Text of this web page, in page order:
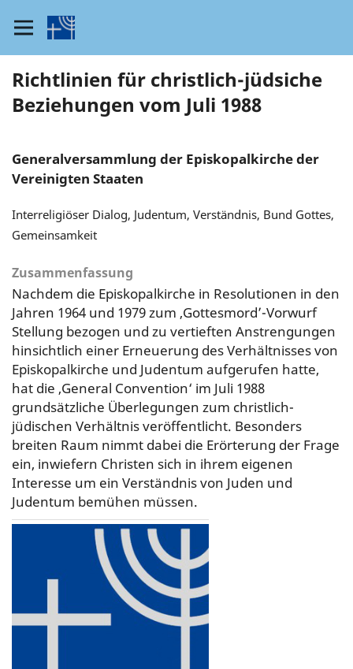
Richtlinien für christlich-jüdsiche
Beziehungen vom Juli 1988
Generalversammlung der Episkopalkirche der
Vereinigten Staaten
Interreligiöser Dialog, Judentum, Verständnis, Bund Gottes,
Gemeinsamkeit
Zusammenfassung
Nachdem die Episkopalkirche in Resolutionen in den
Jahren 1964 und 1979 zum ‚Gottesmord’-Vorwurf
Stellung bezogen und zu vertieften Anstrengungen
hinsichtlich einer Erneuerung des Verhältnisses von
Episkopalkirche und Judentum aufgerufen hatte,
hat die ‚General Convention‘ im Juli 1988
grundsätzliche Überlegungen zum christlich-
jüdischen Verhältnis veröffentlicht. Besonders
breiten Raum nimmt dabei die Erörterung der Frage
ein, inwiefern Christen sich in ihrem eigenen
Interesse um ein Verständnis von Juden und
Judentum bemühen müssen.